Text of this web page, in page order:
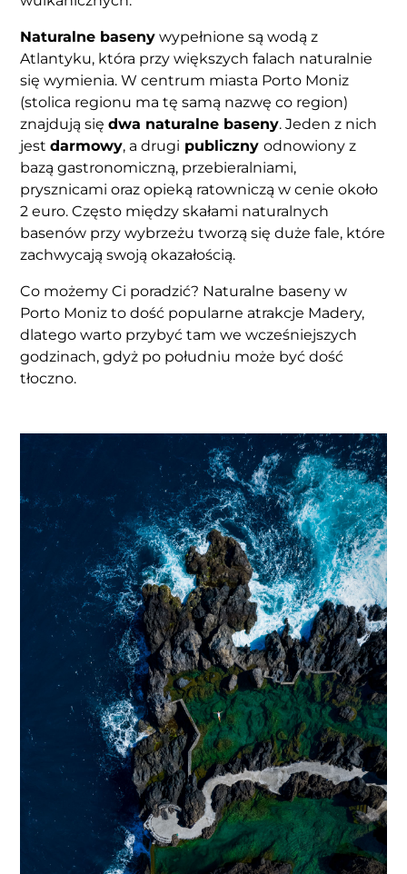
Naturalne baseny wypełnione są wodą z
Atlantyku, która przy większych falach naturalnie
się wymienia. W centrum miasta Porto Moniz
(stolica regionu ma tę samą nazwę co region)
znajdują siędwa naturalne baseny. Jeden z nich
jestdarmowy, a drugi publicznyodnowiony z
bazą gastronomiczną, przebieralniami,
prysznicami oraz opieką ratowniczą w cenie około
2 euro. Często między skałami naturalnych
basenów przy wybrzeżu tworzą się duże fale, które
zachwycają swoją okazałością.
Co możemy Ci poradzić? Naturalne baseny w
Porto Moniz to dość popularne atrakcje Madery,
dlatego warto przybyć tam we wcześniejszych
godzinach, gdyż po południu może być dość
tłoczno.